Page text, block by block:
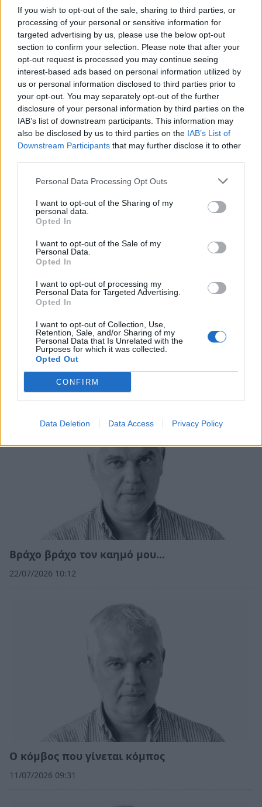
If you wish to opt-out of the sale, sharing to third parties, or
processing of your personal or sensitive information for
targeted advertising by us, please use the below opt-out
section to confirm your selection. Please note that after your
opt-out request is processed you may continue seeing
interest-based ads based on personal information utilized by
us or personal information disclosed to third parties prior to
your opt-out. You may separately opt-out of the further
disclosure of your personal information by third parties on the
IAB’s list of downstream participants. This information may
also be disclosed by us to third parties on the IAB’s List of
Downstream Participants that may further disclose it to other
Personal Data Processing Opt Outs
I want to opt-out of the Sharing of my
personal data.
Opted In
I want to opt-out of the Sale of my
Personal Data.
Opted In
I want to opt-out of processing my
Personal Data for Targeted Advertising.
Opted In
I want to opt-out of Collection, Use,
Retention, Sale, and/or Sharing of my
Personal Data that Is Unrelated with the
Purposes for which it was collected.
Opted Out
CONFIRM
Data Deletion Data Access Privacy Policy
Ο γίγαντας της Σπάρτης «γονάτισε» - Σε κρίση
το «Λακωνία»
Γροθιά στο στομάχι…
23/07/2026 08:42
Βράχο βράχο τον καημό μου…
22/07/2026 10:12
Ο κόμβος που γίνεται κόμπος
11/07/2026 09:31